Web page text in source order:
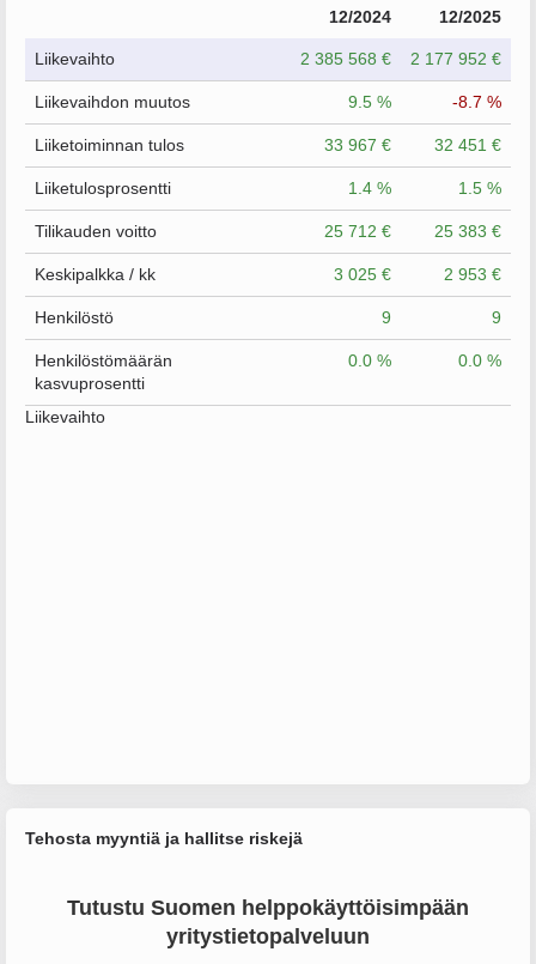
12/2024 12/2025
Liikevaihto 2 385 568 € 2 177 952 €
Liikevaihdon muutos 9.5 % -8.7 %
Liiketoiminnan tulos 33 967 € 32 451 €
Liiketulosprosentti 1.4 % 1.5 %
Tilikauden voitto 25 712 € 25 383 €
Keskipalkka / kk 3 025 € 2 953 €
Henkilöstö 9 9
Henkilöstömäärän
kasvuprosentti
0.0 % 0.0 %
Liikevaihto
Tehosta myyntiä ja hallitse riskejä
Tutustu Suomen helppokäyttöisimpään
yritystietopalveluun